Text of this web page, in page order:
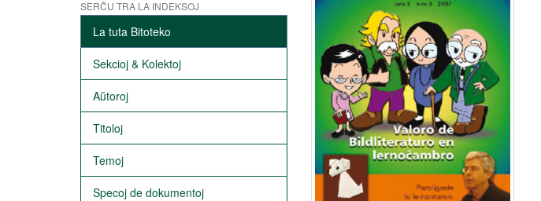
SERĈU TRA LA INDEKSOJ
La tuta Bitoteko
Sekcioj & Kolektoj
Aŭtoroj
Titoloj
Temoj
Specoj de dokumentoj